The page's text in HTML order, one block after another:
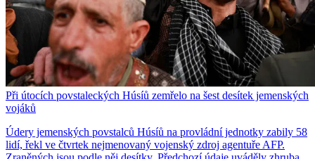
Při útocích povstaleckých Húsíů zemřelo na šest desítek jemenských
vojáků
Údery jemenských povstalců Húsíů na provládní jednotky zabily 58
lidí, řekl ve čtvrtek nejmenovaný vojenský zdroj agentuře AFP.